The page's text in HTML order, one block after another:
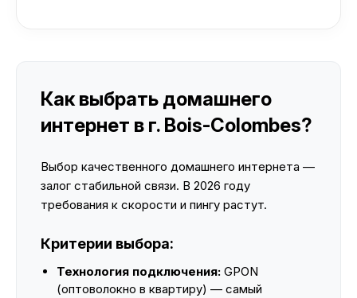
Как выбрать домашнего
интернет в г. Bois-Colombes?
Выбор качественного домашнего интернета —
залог стабильной связи. В 2026 году
требования к скорости и пингу растут.
Критерии выбора:
Технология подключения: GPON
(оптоволокно в квартиру) — самый